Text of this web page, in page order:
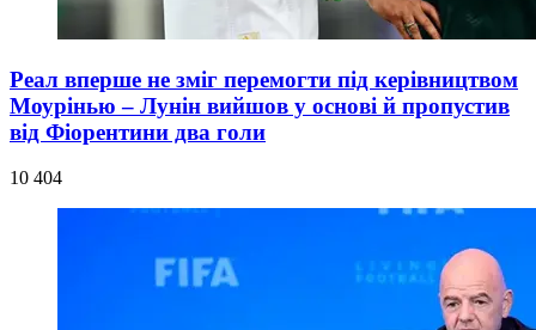
Реал вперше не зміг перемогти під керівництвом
Моурінью – Лунін вийшов у основі й пропустив
від Фіорентини два голи
10 404